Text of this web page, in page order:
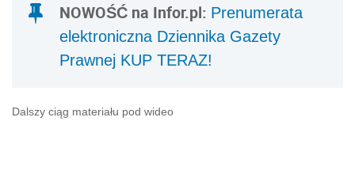
NOWOŚĆ na Infor.pl: Prenumerata
elektroniczna Dziennika Gazety
Prawnej KUP TERAZ!
Dalszy ciąg materiału pod wideo